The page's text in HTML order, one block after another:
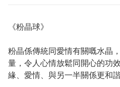
《粉晶球》
粉晶係傳統同愛情有關嘅水晶
量，令人心情放鬆同開心的功
緣、愛情、與另一半關係更和